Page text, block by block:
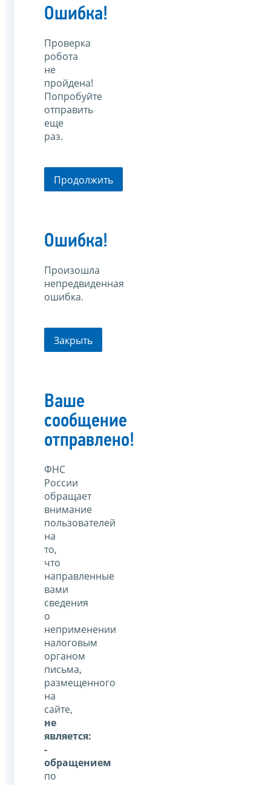
Ошибка!
Проверка
робота
не
пройдена!
Попробуйте
отправить
еще
раз.
Продолжить
Ошибка!
Произошла
непредвиденная
ошибка.
Закрыть
Ваше
сообщение
отправлено!
ФНС
России
обращает
внимание
пользователей
на
то,
что
направленные
вами
сведения
о
неприменении
налоговым
органом
письма,
размещенного
на
сайте,
не
является:
-
обращением
по